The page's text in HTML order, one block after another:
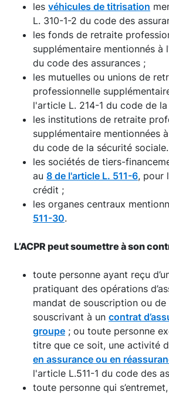
les véhicules de titrisation
L. 310-1-2 du code des
les fonds de retraite
supplémentaire mentionnés à
du code des assurances ;
les mutuelles ou unions de
professionnelle
l'article L. 214-1 du code de
les institutions de retraite
supplémentaire mentionnées
du code de la sécurité sociale.
les sociétés de tiers-
au 8 de l'article L. 511-6, pour
crédit ;
les organes centraux
511-30.
L’ACPR peut soumettre à son
toute personne ayant reçu
pratiquant des opérations
mandat de souscription ou de
souscrivant à un contrat
groupe ; ou toute personne
titre que ce soit, une activité
en assurance ou en
l'article L.511-1 du code des
toute personne qui